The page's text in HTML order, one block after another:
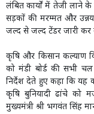
लंबित कार्यों में तेजी लाने
सड़कों की मरम्मत और
जल्द से जल्द टेंडर जारी कर
कृषि और किसान कल्याण
को मंडी बोर्ड की सभी
निर्देश देते हुए कहा कि
कृषि बुनियादी ढांचे को
मुख्यमंत्री श्री भगवंत सिंह